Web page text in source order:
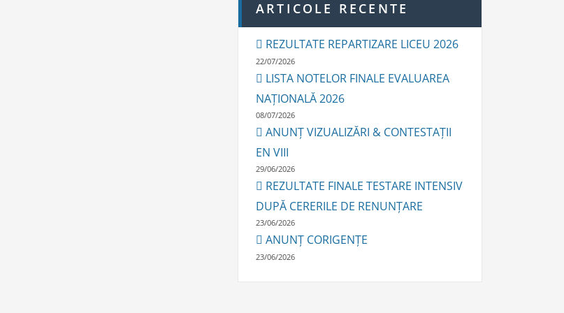
ARTICOLE RECENTE
REZULTATE REPARTIZARE LICEU 2026
22/07/2026
LISTA NOTELOR FINALE EVALUAREA
NAȚIONALĂ 2026
08/07/2026
ANUNȚ VIZUALIZĂRI & CONTESTAȚII
EN VIII
29/06/2026
REZULTATE FINALE TESTARE INTENSIV
DUPĂ CERERILE DE RENUNȚARE
23/06/2026
ANUNȚ CORIGENȚE
23/06/2026